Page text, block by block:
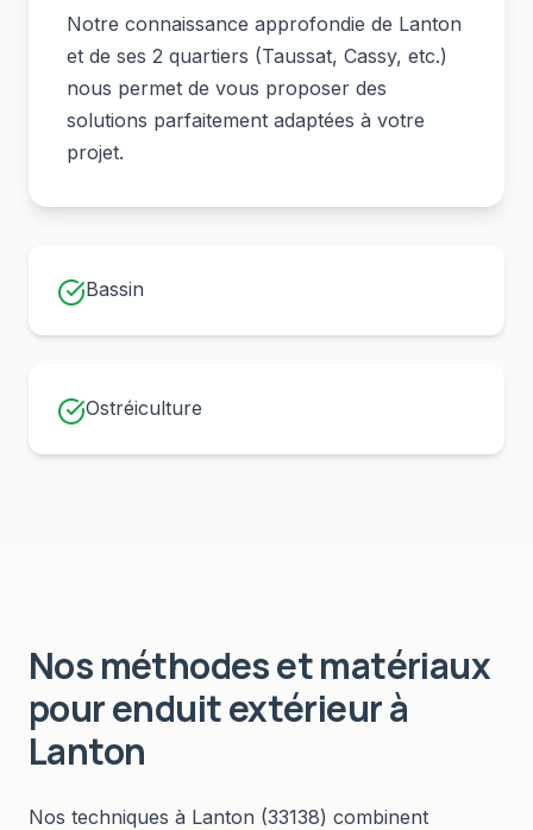
Notre connaissance approfondie de Lanton
et de ses 2 quartiers (Taussat, Cassy, etc.)
nous permet de vous proposer des
solutions parfaitement adaptées à votre
projet.
Bassin
Ostréiculture
Nos méthodes et matériaux
pourenduit extérieurà
Lanton
Nos techniques à Lanton (33138) combinent